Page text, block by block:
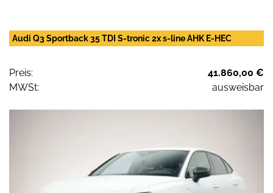
Audi Q3 Sportback 35 TDI S-tronic 2x s-line AHK E-HEC
Preis:
41.860,00 €
MWSt:
ausweisbar